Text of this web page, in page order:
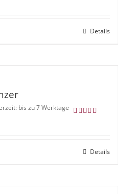
Details
bis zu 7 Werktage
Details